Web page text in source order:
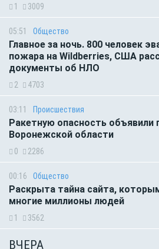
1 3009
05:51 Общество
Главное за ночь. 800 человек
пожара на Wildberries, США
документы об НЛО
2 4703
03:11 Происшествия
Ракетную опасность объявили
Воронежской области
0 2286
00:16 Общество
Раскрыта тайна сайта,
многие миллионы людей
1 3562
ВЧЕРА